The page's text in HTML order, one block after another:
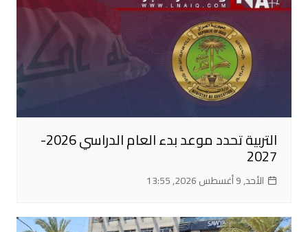
التربية تحدد موعد بدء العام الدراسي 2026-
2027
الأحد, 9 أغسطس 2026, 13:55